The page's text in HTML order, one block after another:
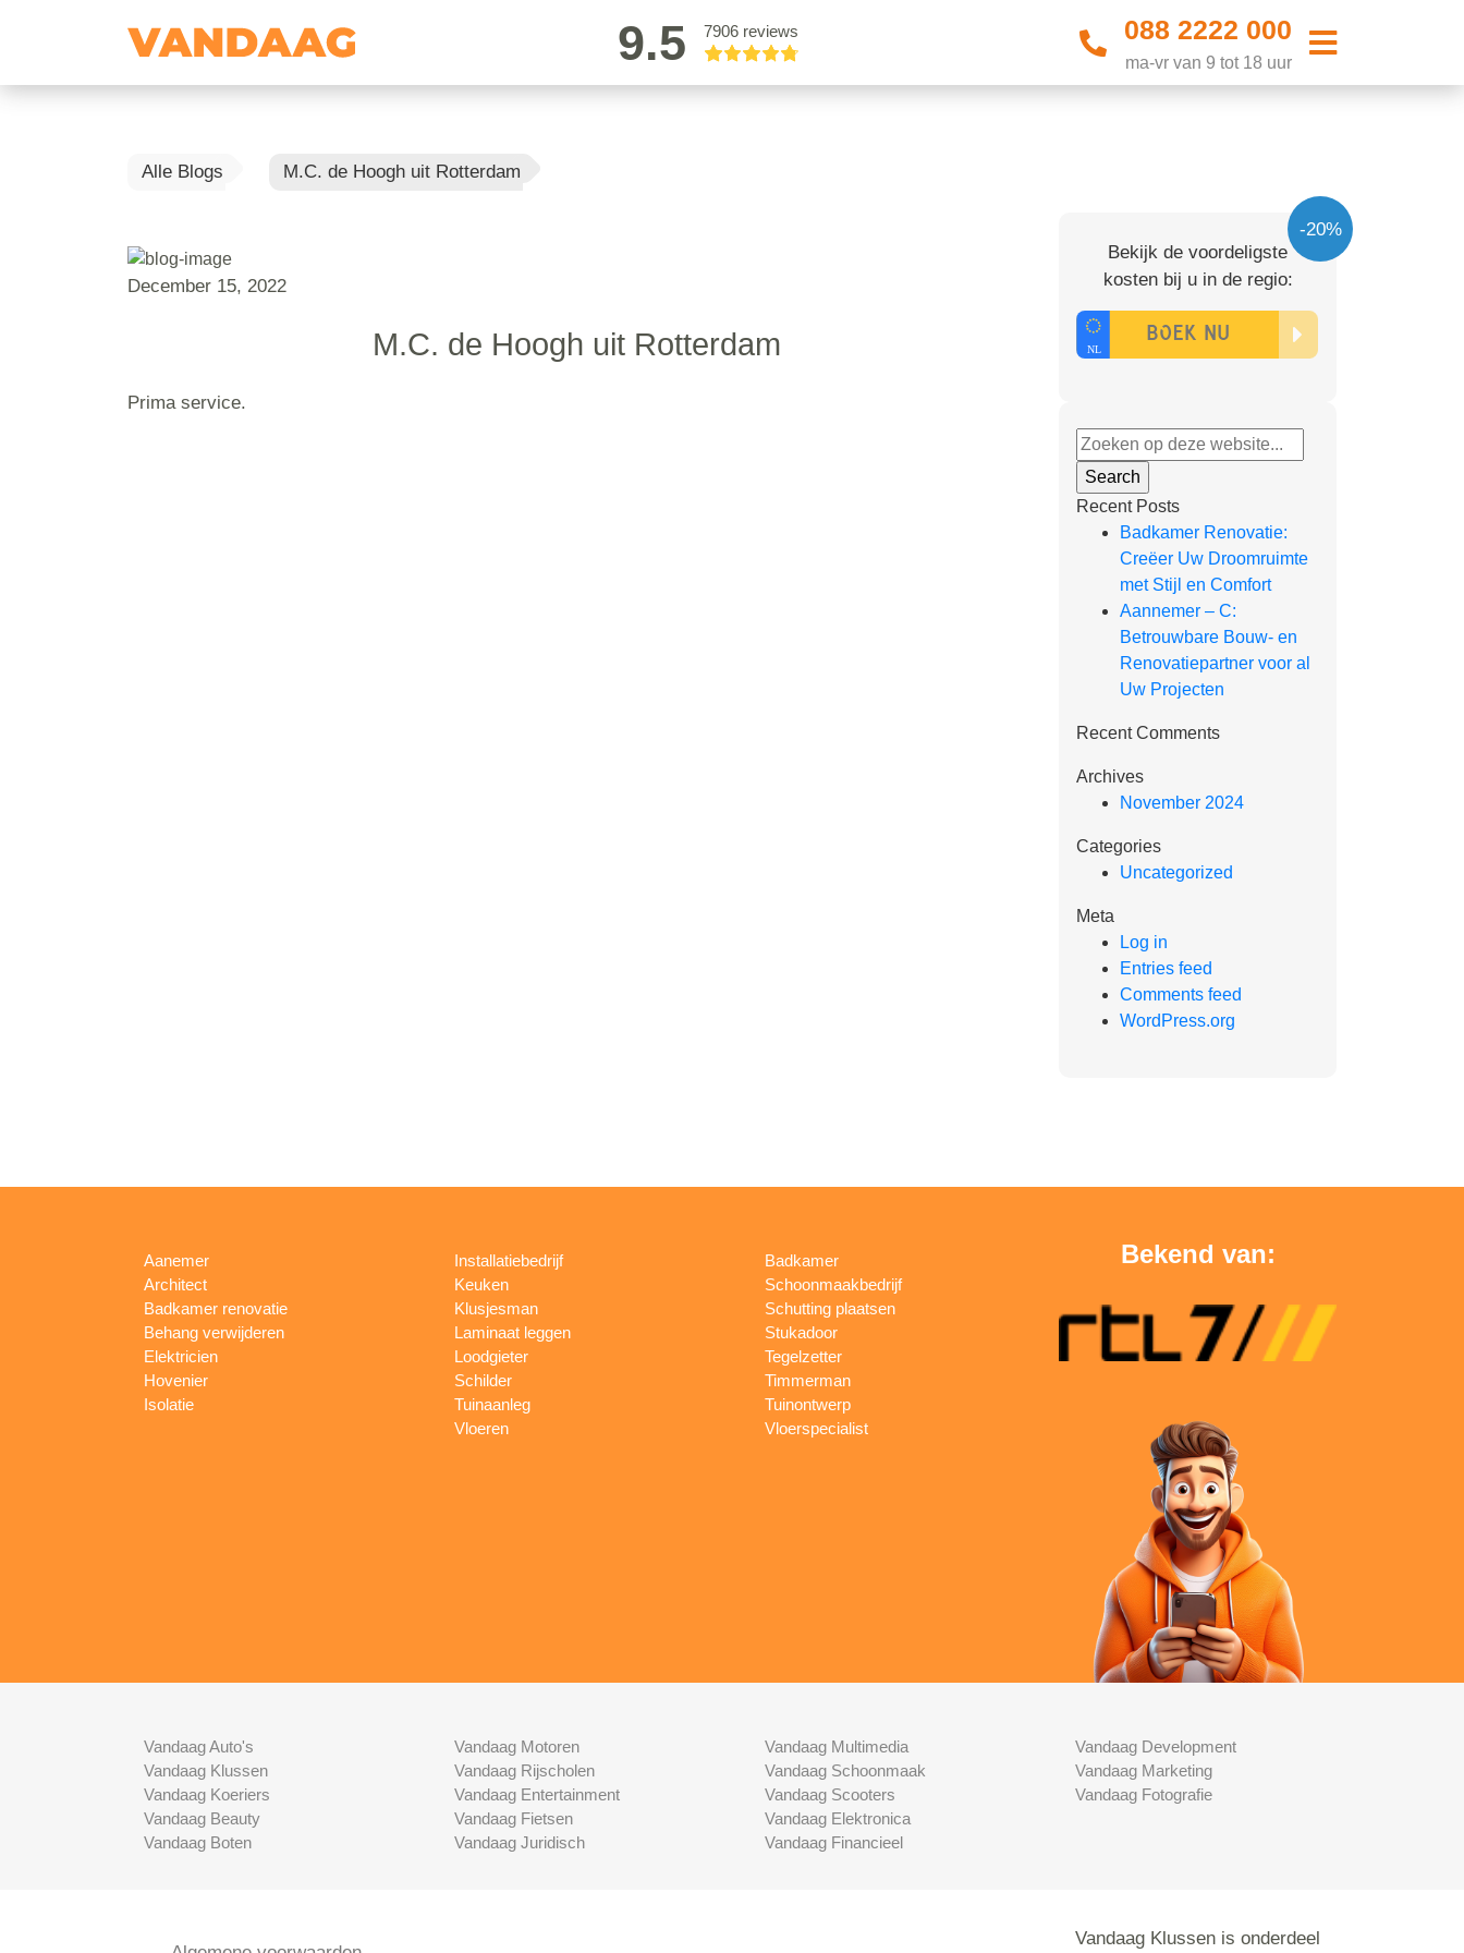
9.5 7906 reviews 088 2222 000
ma-vr van 9 tot 18 uur
Alle Blogs M.C. de Hoogh uit Rotterdam
December 15, 2022
M.C. de Hoogh uit Rotterdam
Prima service.
-20%
Bekijk de voordeligste
kosten bij u in de regio:
Recent Posts
Badkamer Renovatie:
Creëer Uw Droomruimte
met Stijl en Comfort
Aannemer – C:
Betrouwbare Bouw- en
Renovatiepartner voor al
Uw Projecten
Recent Comments
Archives
November 2024
Categories
Uncategorized
Meta
Log in
Entries feed
Comments feed
WordPress.org
Aanemer
Architect
Badkamer renovatie
Behang verwijderen
Elektricien
Hovenier
Isolatie
Installatiebedrijf
Keuken
Klusjesman
Laminaat leggen
Loodgieter
Schilder
Tuinaanleg
Vloeren
Badkamer
Schoonmaakbedrijf
Schutting plaatsen
Stukadoor
Tegelzetter
Timmerman
Tuinontwerp
Vloerspecialist
Bekend van:
Vandaag Auto's
Vandaag Klussen
Vandaag Koeriers
Vandaag Beauty
Vandaag Boten
Vandaag Motoren
Vandaag Rijscholen
Vandaag Entertainment
Vandaag Fietsen
Vandaag Juridisch
Vandaag Multimedia
Vandaag Schoonmaak
Vandaag Scooters
Vandaag Elektronica
Vandaag Financieel
Vandaag Development
Vandaag Marketing
Vandaag Fotografie
Vandaag Klussen is onderdeel